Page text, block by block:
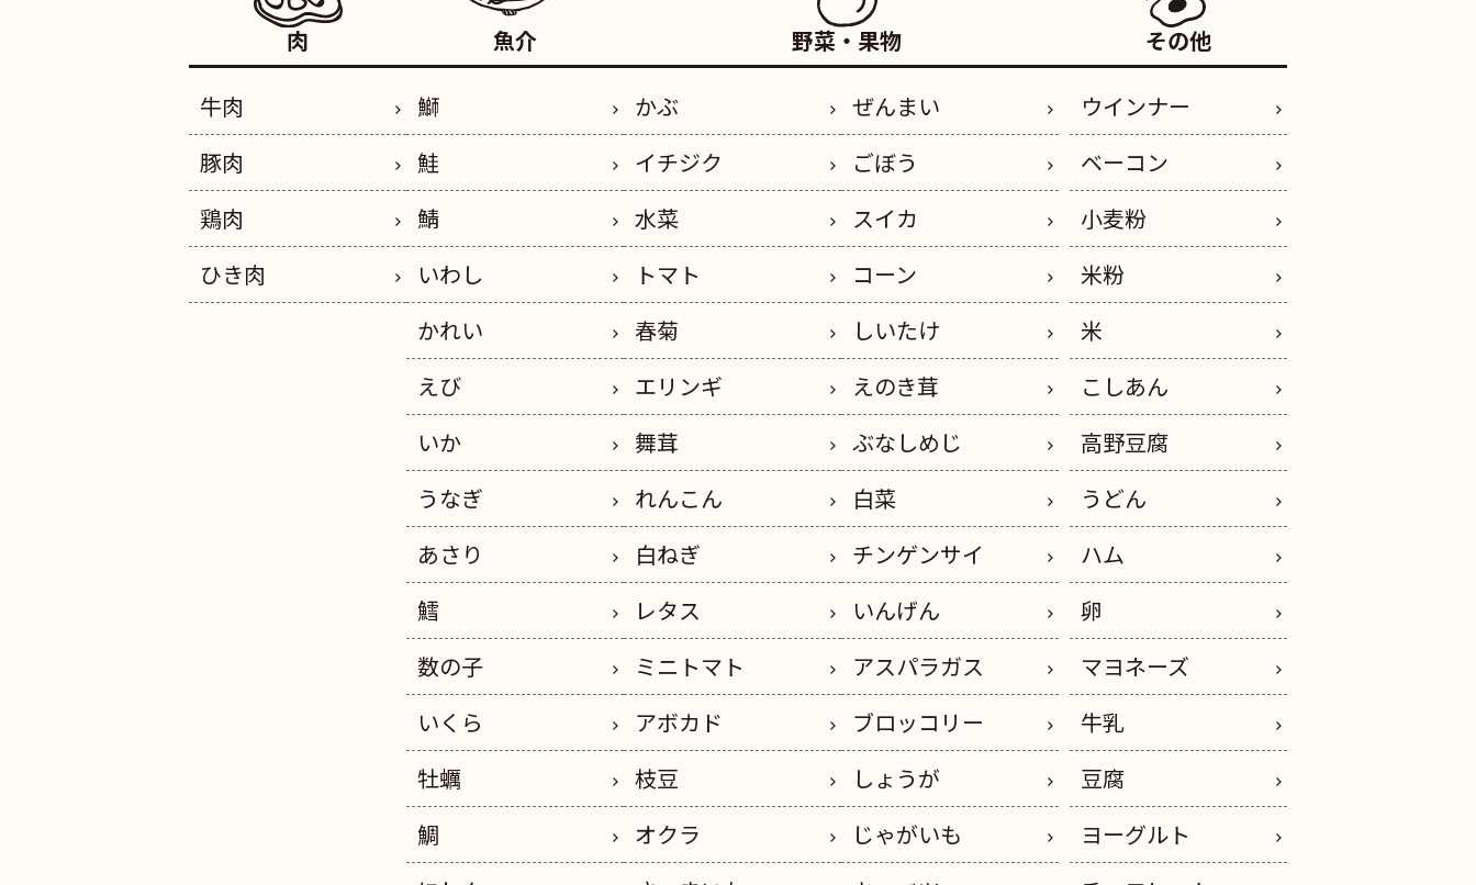
肉
牛肉
豚肉
鶏肉
ひき肉
魚介
鰤
鮭
鯖
いわし
かれい
えび
いか
うなぎ
あさり
鱈
数の子
いくら
牡蠣
鯛
野菜・果物
かぶ
ぜんまい
イチジク
ごぼう
水菜
スイカ
トマト
コーン
春菊
しいたけ
エリンギ
えのき茸
舞茸
ぶなしめじ
れんこん
白菜
白ねぎ
チンゲンサイ
レタス
いんげん
ミニトマト
アスパラガス
アボカド
ブロッコリー
枝豆
しょうが
オクラ
じゃがいも
その他
ウインナー
ベーコン
小麦粉
米粉
米
こしあん
高野豆腐
うどん
ハム
卵
マヨネーズ
牛乳
豆腐
ヨーグルト